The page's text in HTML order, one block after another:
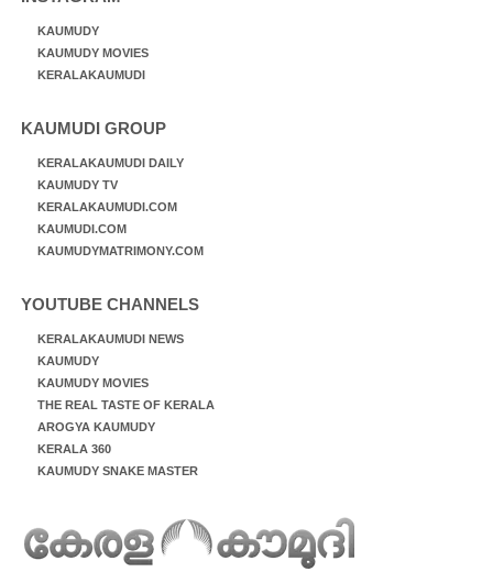
KAUMUDY
KAUMUDY MOVIES
KERALAKAUMUDI
KAUMUDI GROUP
KERALAKAUMUDI DAILY
KAUMUDY TV
KERALAKAUMUDI.COM
KAUMUDI.COM
KAUMUDYMATRIMONY.COM
YOUTUBE CHANNELS
KERALAKAUMUDI NEWS
KAUMUDY
KAUMUDY MOVIES
THE REAL TASTE OF KERALA
AROGYA KAUMUDY
KERALA 360
KAUMUDY SNAKE MASTER